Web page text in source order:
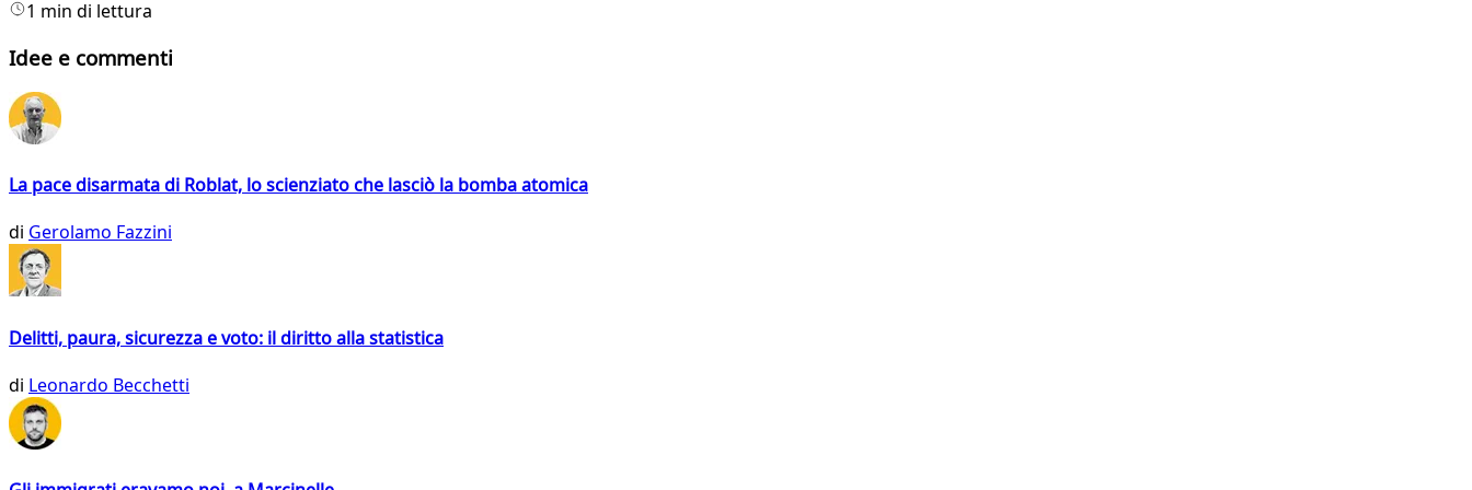
1 min di lettura
Idee e commenti
La pace disarmata di Roblat, lo scienziato che lasciò la bomba atomica
di Gerolamo Fazzini
Delitti, paura, sicurezza e voto: il diritto alla statistica
di Leonardo Becchetti